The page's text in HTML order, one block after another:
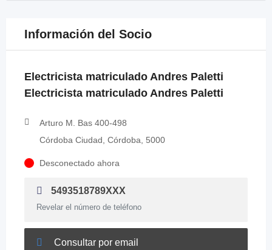
Información del Socio
Electricista matriculado Andres Paletti
Electricista matriculado Andres Paletti
Arturo M. Bas 400-498
Córdoba Ciudad, Córdoba, 5000
Desconectado ahora
5493518789XXX
Revelar el número de teléfono
Consultar por email